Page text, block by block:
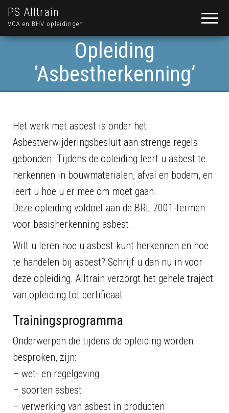
PS Alltrain
VCA en BHV opleidingen
Opleiding
‘Asbestherkenning’
Het werk met asbest is onder het
Asbestverwijderingsbesluit aan strenge regels
gebonden. Tijdens de opleiding leert u asbest te
herkennen in bouwmaterialen, afval en bodem, en
leert u hoe u er mee om moet gaan.
Deze opleiding voldoet aan de BRL 7001-termen
voor basisherkenning asbest.
Wilt u leren hoe u asbest kunt herkennen en hoe
te handelen bij asbest? Schrijf u dan nu in voor
deze opleiding. Alltrain verzorgt het gehele traject:
van opleiding tot certificaat.
Trainingsprogramma
Onderwerpen die tijdens de opleiding worden
besproken, zijn:
– wet- en regelgeving
– soorten asbest
– verwerking van asbest in producten